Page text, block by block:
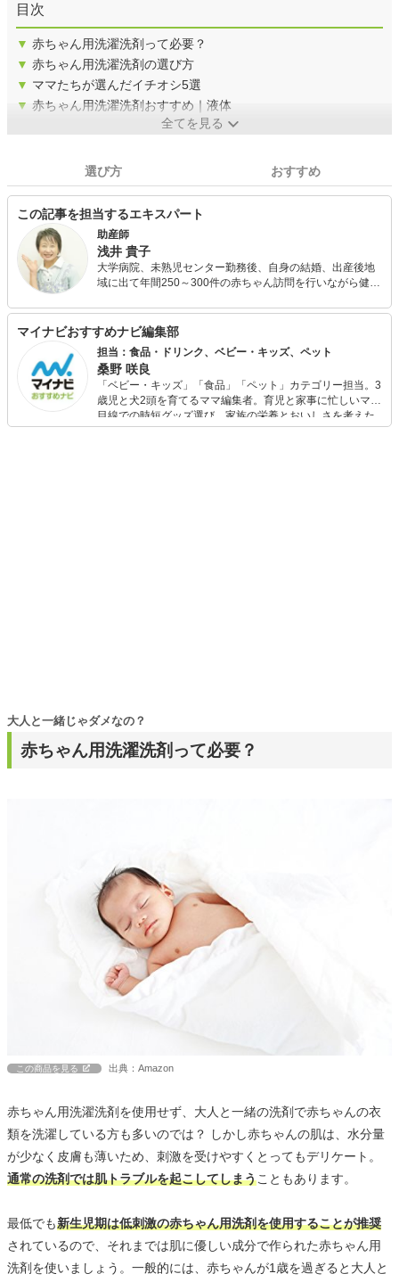
目次
▼ 赤ちゃん用洗濯洗剤って必要？
▼ 赤ちゃん用洗濯洗剤の選び方
▼ ママたちが選んだイチオシ5選
▼ 赤ちゃん用洗濯洗剤おすすめ｜液体
全てを見る
選び方 おすすめ
この記事を担当するエキスパート
助産師
浅井 貴子
大学病院、未熟児センター勤務後、自身の結婚、出産後地
域に出て年間250～300件の赤ちゃん訪問を行いながら健診
かしながら母と子のナチュラルケアブランドＡＭＯＭＡの
商品開発、ＷＥＬＥＤＡのプレママセミナーなどを行う。
妊娠中～乳幼児の育児相談が得意。ベビーマッサージ教室
カモマイル主宰。
マイナビおすすめナビ編集部
担当：食品・ドリンク、ベビー・キッズ、ペット
桑野 咲良
「ベビー・キッズ」「食品」「ペット」カテゴリー担当。3
歳児と犬2頭を育てるママ編集者。育児と家事に忙しいママ
目線での時短グッズ選び、家族の栄養とおいしさを考えた
食品選び、束の間のリラックスタイムを楽しむためのスイ
赤ちゃん用洗濯洗剤って必要？
大人と一緒じゃダメなの？
この商品を見る 出典：Amazon
赤ちゃん用洗濯洗剤を使用せず、大人と一緒の洗剤で赤ちゃんの衣
類を洗濯している方も多いのでは？ しかし赤ちゃんの肌は、水分量
が少なく皮膚も薄いため、刺激を受けやすくとってもデリケート。
通常の洗剤では肌トラブルを起こしてしまうこともあります。
最低でも新生児期は低刺激の赤ちゃん用洗剤を使用することが推奨
されているので、それまでは肌に優しい成分で作られた赤ちゃん用
洗剤を使いましょう。一般的には、赤ちゃんが1歳を過ぎると大人と